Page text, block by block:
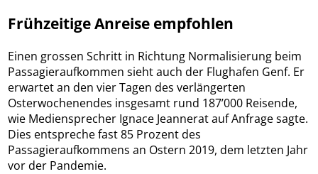
Frühzeitige Anreise empfohlen
Einen grossen Schritt in Richtung Normalisierung beim
Passagieraufkommen sieht auch der Flughafen Genf. Er
erwartet an den vier Tagen des verlängerten
Osterwochenendes insgesamt rund 187’000 Reisende,
wie Mediensprecher Ignace Jeannerat auf Anfrage sagte.
Dies entspreche fast 85 Prozent des
Passagieraufkommens an Ostern 2019, dem letzten Jahr
vor der Pandemie.